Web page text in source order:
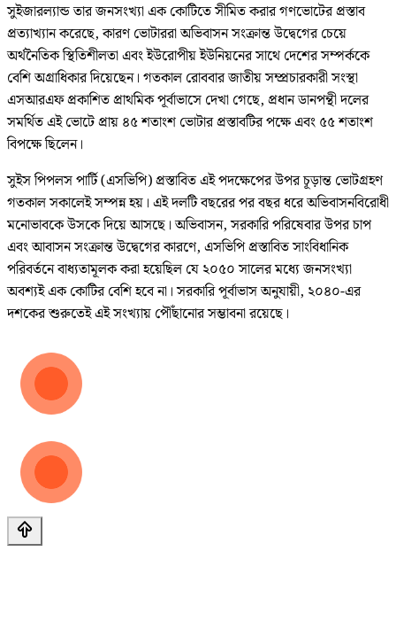
সুইজারল্যান্ড তার জনসংখ্যা এক কোটিতে সীমিত করার গণভোটের প্রস্তাব
প্রত্যাখ্যান করেছে, কারণ ভোটাররা অভিবাসন সংক্রান্ত উদ্বেগের চেয়ে
অর্থনৈতিক স্থিতিশীলতা এবং ইউরোপীয় ইউনিয়নের সাথে দেশের সম্পর্ককে
বেশি অগ্রাধিকার দিয়েছেন। গতকাল রোববার জাতীয় সম্প্রচারকারী সংস্থা
এসআরএফ প্রকাশিত প্রাথমিক পূর্বাভাসে দেখা গেছে, প্রধান ডানপন্থী দলের
সমর্থিত এই ভোটে প্রায় ৪৫ শতাংশ ভোটার প্রস্তাবটির পক্ষে এবং ৫৫ শতাংশ
বিপক্ষে ছিলেন।
সুইস পিপলস পার্টি (এসভিপি) প্রস্তাবিত এই পদক্ষেপের উপর চূড়ান্ত ভোটগ্রহণ
গতকাল সকালেই সম্পন্ন হয়। এই দলটি বছরের পর বছর ধরে অভিবাসনবিরোধী
মনোভাবকে উসকে দিয়ে আসছে। অভিবাসন, সরকারি পরিষেবার উপর চাপ
এবং আবাসন সংক্রান্ত উদ্বেগের কারণে, এসভিপি প্রস্তাবিত সাংবিধানিক
পরিবর্তনে বাধ্যতামূলক করা হয়েছিল যে ২০৫০ সালের মধ্যে জনসংখ্যা
অবশ্যই এক কোটির বেশি হবে না। সরকারি পূর্বাভাস অনুযায়ী, ২০৪০-এর
দশকের শুরুতেই এই সংখ্যায় পৌঁছানোর সম্ভাবনা রয়েছে।